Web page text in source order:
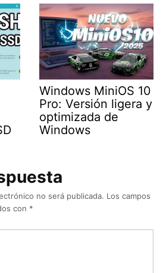
Windows MiniOS 10
Pro: Versión ligera y
optimizada de
Windows
no será publicada. Los campos
con *